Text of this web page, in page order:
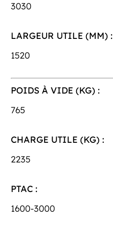
3030
LARGEUR UTILE (MM) :
1520
POIDS À VIDE (KG) :
765
CHARGE UTILE (KG) :
2235
PTAC :
1600-3000